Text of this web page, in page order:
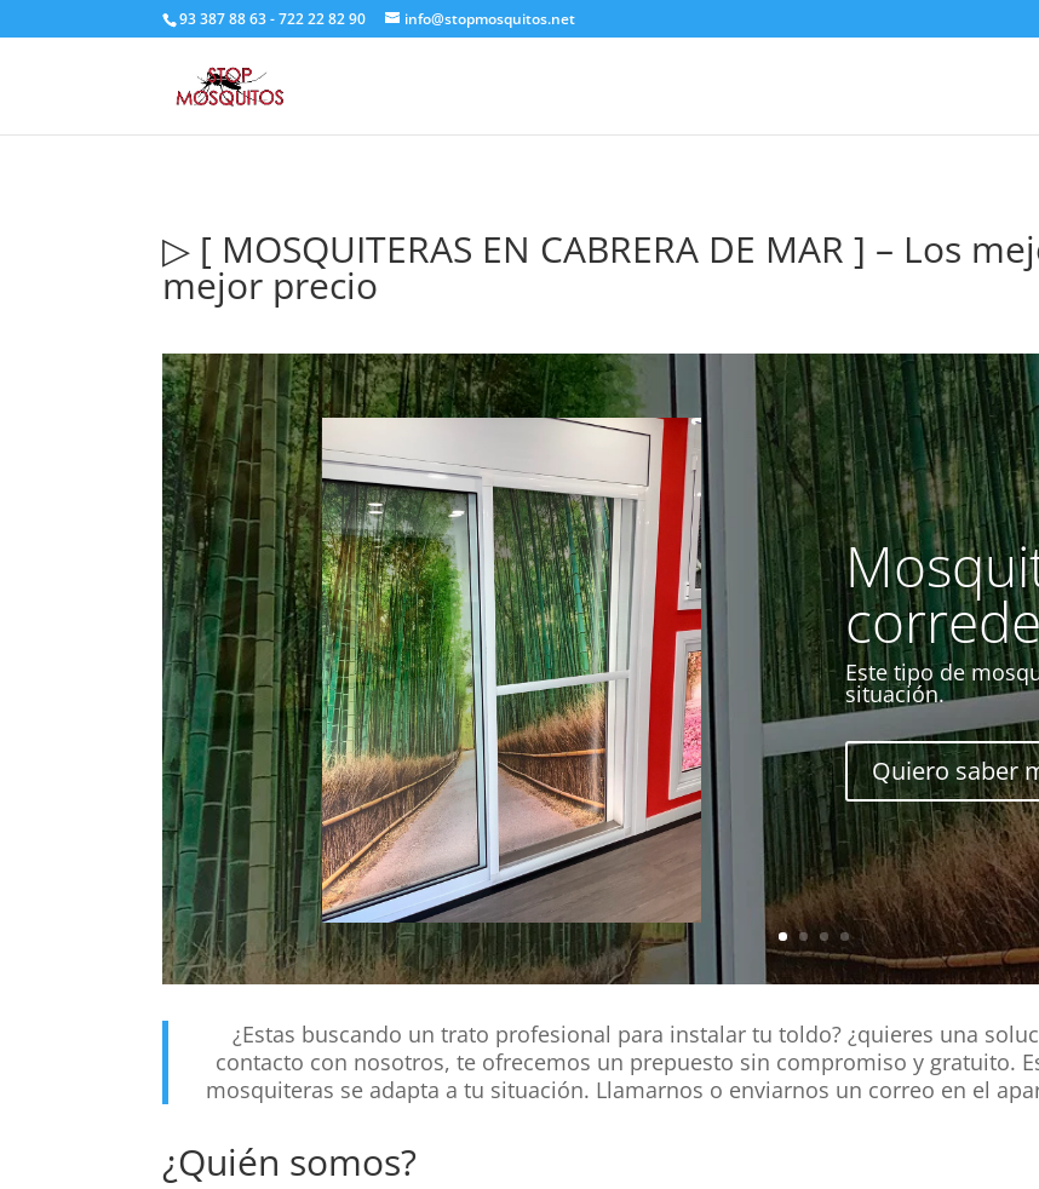
93 387 88 63 - 722 22 82 90 info@stopmosquitos.net
▷ [ MOSQUITERAS EN CABRERA DE MAR ] – Los
mejor precio
Este tipo de
situación.
Quiero saber
¿Estas buscando un trato profesional para instalar tu toldo? ¿quieres una
contacto con nosotros, te ofrecemos un prepuesto sin compromiso y gratuito.
mosquiteras se adapta a tu situación. Llamarnos o enviarnos un correo en el
¿Quién somos?